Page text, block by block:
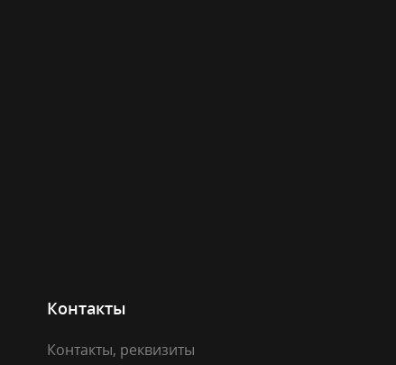
Контакты
Контакты, реквизиты